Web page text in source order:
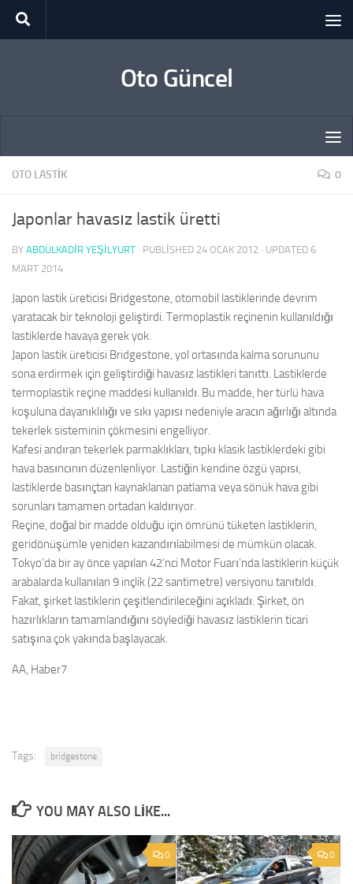
Skip to content
Oto Güncel
OTO LASTIK 0
Japonlar havasız lastik üretti
BY ABDÜLKADIR YEŞİLYURT · PUBLISHED 24 OCAK 2012 · UPDATED 6
MART 2014
Japon lastik üreticisi Bridgestone, otomobil lastiklerinde devrim
yaratacak bir teknoloji geliştirdi. Termoplastik reçinenin kullanıldığı
lastiklerde havaya gerek yok.
Japon lastik üreticisi Bridgestone, yol ortasında kalma sorununu
sona erdirmek için geliştirdiği havasız lastikleri tanıttı. Lastiklerde
termoplastik reçine maddesi kullanıldı. Bu madde, her türlü hava
koşuluna dayanıklılığı ve sıkı yapısı nedeniyle aracın ağırlığı altında
tekerlek sisteminin çökmesini engelliyor.
Kafesi andıran tekerlek parmaklıkları, tıpkı klasik lastiklerdeki gibi
hava basıncının düzenlenliyor. Lastiğin kendine özgü yapısı,
lastiklerde basınçtan kaynaklanan patlama veya sönük hava gibi
sorunları tamamen ortadan kaldırıyor.
Reçine, doğal bir madde olduğu için ömrünü tüketen lastiklerin,
geridönüşümle yeniden kazandırılabilmesi de mümkün olacak.
Tokyo’da bir ay önce yapılan 42’nci Motor Fuarı’nda lastiklerin küçük
arabalarda kullanılan 9 inçlik (22 santimetre) versiyonu tanıtıldı.
Fakat, şirket lastiklerin çeşitlendirileceğini açıkladı. Şirket, ön
hazırlıkların tamamlandığını söylediği havasız lastiklerin ticari
satışına çok yakında başlayacak.
AA, Haber7
Tags: bridgestone
YOU MAY ALSO LIKE...
0 0